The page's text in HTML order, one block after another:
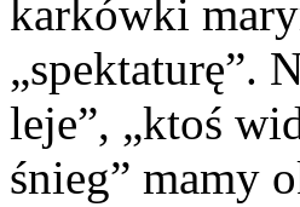
karkówki
„spektaturę”.
leje”, „ktoś
śnieg” mamy